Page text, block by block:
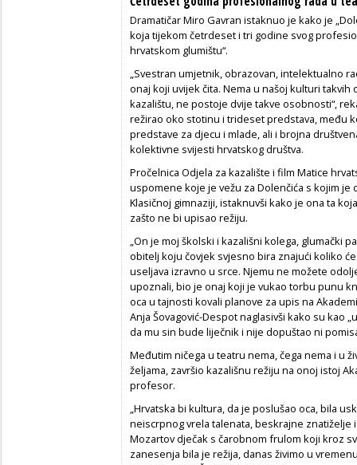
Dramatičar Miro Gavran istaknuo je kako je
koja tijekom četrdeset i tri godine svog
hrvatskom glumištu“.
„Svestran umjetnik, obrazovan, intelektualno
onaj koji uvijek čita. Nema u našoj kulturi
kazalištu, ne postoje dvije takve osobnosti“,
režirao oko stotinu i trideset predstava, među
predstave za djecu i mlade, ali i brojna
kolektivne svijesti hrvatskog društva.
Pročelnica Odjela za kazalište i film Matice
uspomene koje je vežu za Dolenčića s kojim
Klasičnoj gimnaziji, istaknuvši kako je ona ta
zašto ne bi upisao režiju.
„On je moj školski i kazališni kolega, glumački
obitelj koju čovjek svjesno bira znajući koliko
useljava izravno u srce. Njemu ne možete
upoznali, bio je onaj koji je vukao torbu punu
oca u tajnosti kovali planove za upis na
Anja Šovagović-Despot naglasivši kako su kao
da mu sin bude liječnik i nije dopuštao ni
Međutim ničega u teatru nema, čega nema i u
željama, završio kazališnu režiju na onoj istoj
profesor.
„Hrvatska bi kultura, da je poslušao oca, bila
neiscrpnog vrela talenata, beskrajne znatiželje
Mozartov dječak s čarobnom frulom koji kroz
zanesenja bila je režija, danas živimo u